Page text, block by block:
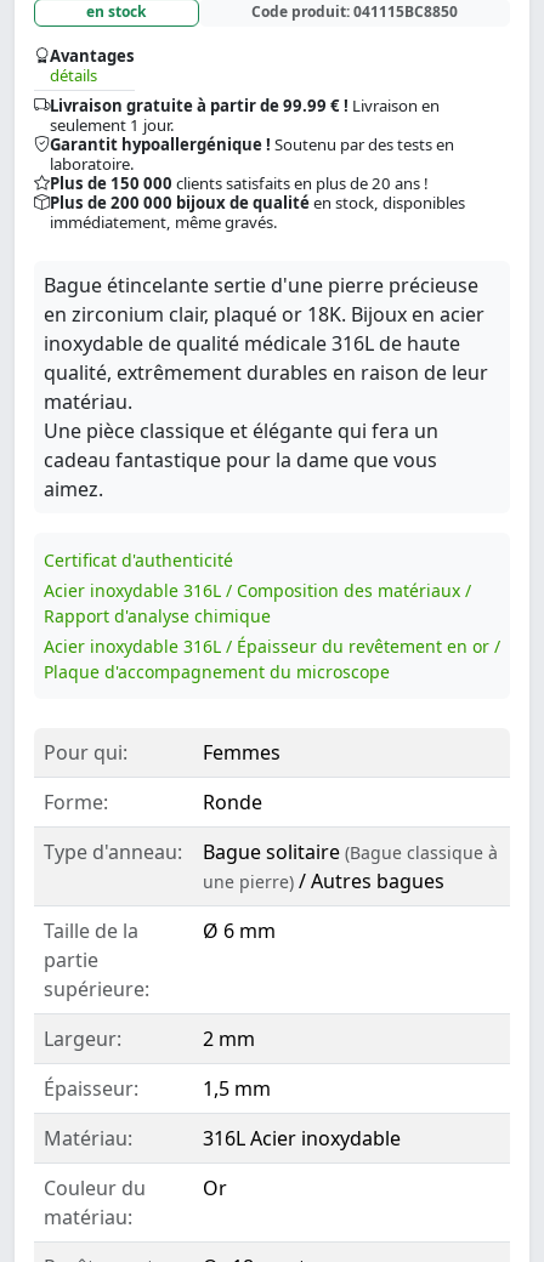
en stock Code produit:041115BC8850
Avantages
détails
Livraison gratuite à partir de 99.99 € ! Livraison en
seulement 1 jour.
Garantit hypoallergénique ! Soutenu par des tests en
laboratoire.
Plus de 150 000 clients satisfaits en plus de 20 ans !
Plus de 200 000 bijoux de qualitéen stock, disponibles
immédiatement, même gravés.
Bague étincelante sertie d'une pierre précieuse
en zirconium clair, plaqué or 18K. Bijoux en acier
inoxydable de qualité médicale 316L de haute
qualité, extrêmement durables en raison de leur
matériau.
Une pièce classique et élégante qui fera un
cadeau fantastique pour la dame que vous
aimez.
Certificat d'authenticité
Acier inoxydable 316L / Composition des matériaux /
Rapport d'analyse chimique
Acier inoxydable 316L / Épaisseur du revêtement en or /
Plaque d'accompagnement du microscope
Pour qui:
Femmes
Forme:
Ronde
Type d'anneau:
Bague solitaire (Bague classique à
une pierre) / Autres bagues
Taille de la
partie
supérieure:
Ø 6 mm
Largeur:
2 mm
Épaisseur:
1,5 mm
Matériau:
316L Acier inoxydable
Couleur du
matériau:
Or